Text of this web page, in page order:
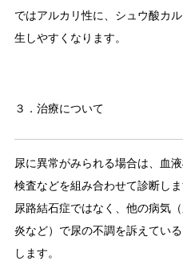
ではアルカリ性に、シュウ酸カ
生しやすくなります。
３．治療について
尿に異常がみられる場合は、血
検査などを組み合わせて診断しま
尿路結石症ではなく、他の病気
炎など）で尿の不調を訴えてい
します。